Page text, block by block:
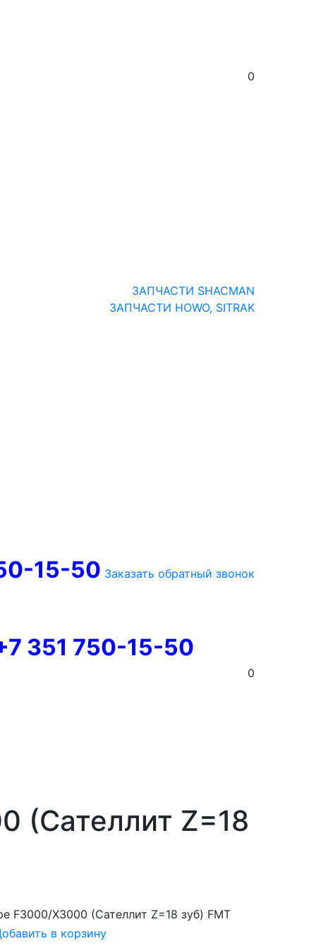
0
ЗАПЧАСТИ SHACMAN
ЗАПЧАСТИ HOWO, SITRAK
15-50 Заказать обратный звонок
351 750-15-50
0
(Сателлит Z=18
F3000/Х3000 (Сателлит Z=18 зуб) FMT
в корзину